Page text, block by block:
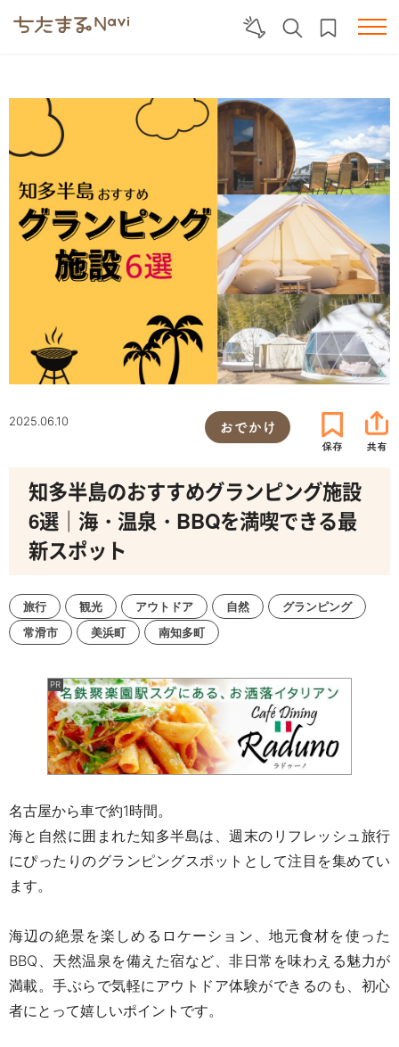
2025.06.10 おでかけ
知多半島のおすすめグランピング施設
6選｜海・温泉・BBQを満喫できる最
新スポット
旅行 観光 アウトドア 自然
グランピング
常滑市
美浜町 南知多町
名古屋から車で約1時間。
海と自然に囲まれた知多半島は、週末のリフレッシュ旅行
にぴったりのグランピングスポットとして注目を集めてい
ます。
海辺の絶景を楽しめるロケーション、地元食材を使った
BBQ、天然温泉を備えた宿など、非日常を味わえる魅力が
満載。手ぶらで気軽にアウトドア体験ができるのも、初心
者にとって嬉しいポイントです。